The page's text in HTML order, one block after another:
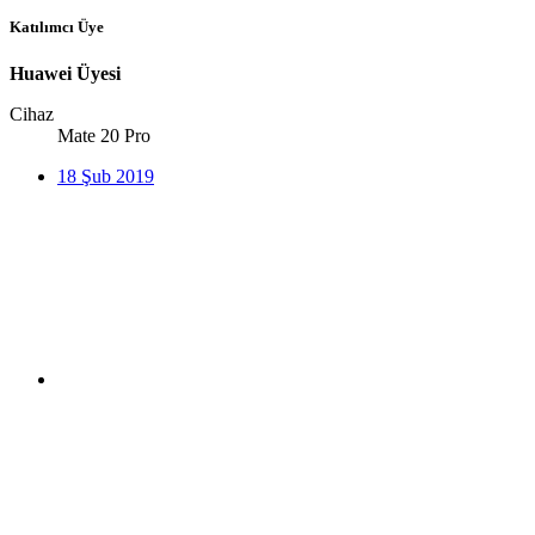
Katılımcı Üye
Huawei Üyesi
Cihaz
Mate 20 Pro
18 Şub 2019